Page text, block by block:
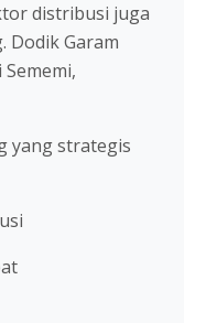
distribusi juga
Dodik Garam
yang strategis